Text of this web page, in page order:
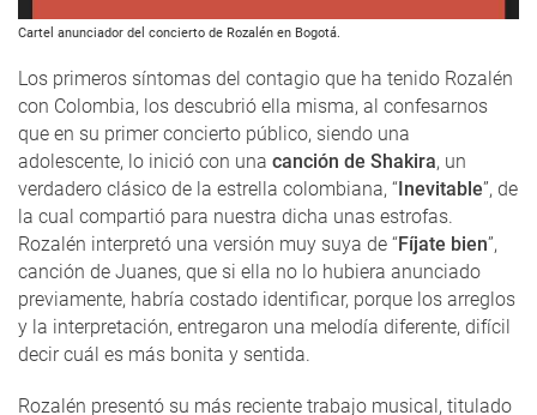
Cartel anunciador del concierto de Rozalén en Bogotá.
Los primeros síntomas del contagio que ha tenido Rozalén
con Colombia, los descubrió ella misma, al confesarnos
que en su primer concierto público, siendo una
adolescente, lo inició con una canción de Shakira, un
verdadero clásico de la estrella colombiana, “Inevitable”, de
la cual compartió para nuestra dicha unas estrofas.
Rozalén interpretó una versión muy suya de “Fíjate bien”,
canción de Juanes, que si ella no lo hubiera anunciado
previamente, habría costado identificar, porque los arreglos
y la interpretación, entregaron una melodía diferente, difícil
decir cuál es más bonita y sentida.
Rozalén presentó su más reciente trabajo musical, titulado